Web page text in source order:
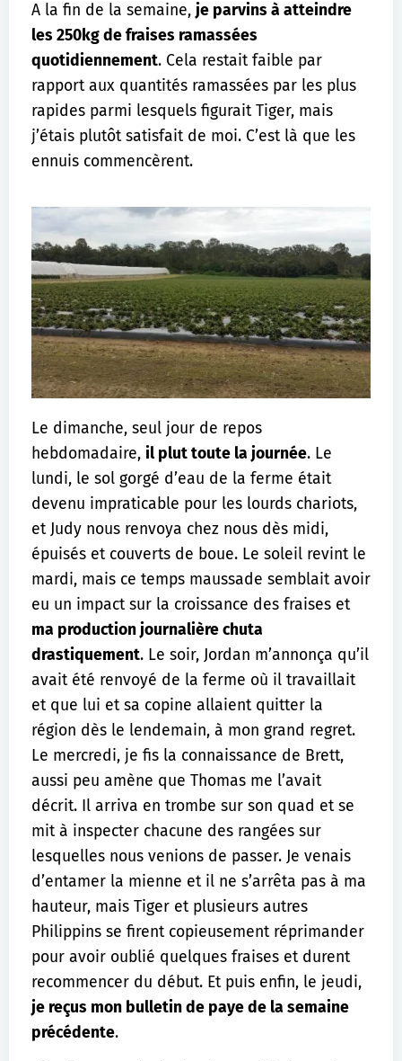
A la fin de la semaine, je parvins à atteindre
les 250kg de fraises ramassées
quotidiennement. Cela restait faible par
rapport aux quantités ramassées par les plus
rapides parmi lesquels figurait Tiger, mais
j’étais plutôt satisfait de moi. C’est là que les
ennuis commencèrent.
Le dimanche, seul jour de repos
hebdomadaire, il plut toute la journée. Le
lundi, le sol gorgé d’eau de la ferme était
devenu impraticable pour les lourds chariots,
et Judy nous renvoya chez nous dès midi,
épuisés et couverts de boue. Le soleil revint le
mardi, mais ce temps maussade semblait avoir
eu un impact sur la croissance des fraises et
ma production journalière chuta
drastiquement. Le soir, Jordan m’annonça qu’il
avait été renvoyé de la ferme où il travaillait
et que lui et sa copine allaient quitter la
région dès le lendemain, à mon grand regret.
Le mercredi, je fis la connaissance de Brett,
aussi peu amène que Thomas me l’avait
décrit. Il arriva en trombe sur son quad et se
mit à inspecter chacune des rangées sur
lesquelles nous venions de passer. Je venais
d’entamer la mienne et il ne s’arrêta pas à ma
hauteur, mais Tiger et plusieurs autres
Philippins se firent copieusement réprimander
pour avoir oublié quelques fraises et durent
recommencer du début. Et puis enfin, le jeudi,
je reçus mon bulletin de paye de la semaine
précédente.